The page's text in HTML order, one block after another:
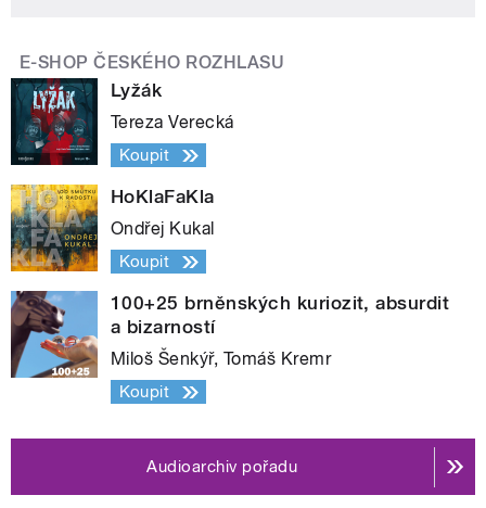
E-SHOP ČESKÉHO ROZHLASU
Lyžák
Tereza Verecká
Koupit
HoKlaFaKla
Ondřej Kukal
Koupit
100+25 brněnských kuriozit, absurdit
a bizarností
Miloš Šenkýř, Tomáš Kremr
Koupit
Audioarchiv pořadu